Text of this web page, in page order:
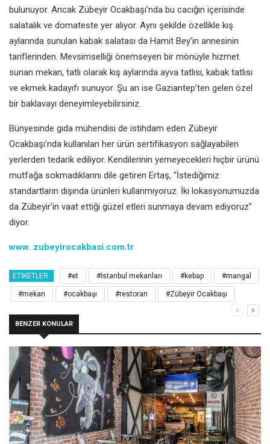
bulunuyor. Ancak Zübeyir Ocakbaşı’nda bu cacığın içerisinde
salatalık ve domateste yer alıyor. Aynı şekilde özellikle kış
aylarında sunulan kabak salatası da Hamit Bey’in annesinin
tariflerinden. Mevsimselliği önemseyen bir mönüyle hizmet
sunan mekan, tatlı olarak kış aylarında ayva tatlısı, kabak tatlısı
ve ekmek kadayıfı sunuyor. Şu an ise Gaziantep’ten gelen özel
bir baklavayı deneyimleyebilirsiniz.
Bünyesinde gıda mühendisi de istihdam eden Zübeyir
Ocakbaşı’nda kullanılan her ürün sertifikasyon sağlayabilen
yerlerden tedarik ediliyor. Kendilerinin yemeyecekleri hiçbir ürünü
mutfağa sokmadıklarını dile getiren Ertaş, “İstediğimiz
standartların dışında ürünleri kullanmıyoruz. İki lokasyonumuzda
da Zübeyir’in vaat ettiği güzel etleri sunmaya devam ediyoruz”
diyor.
www. zubeyirocakbasi.com.tr
ETIKETLER: #et #İstanbul mekanları #kebap #mangal
#mekan #ocakbaşı #restoran #Zübeyir Ocakbaşı
BENZER KONULAR